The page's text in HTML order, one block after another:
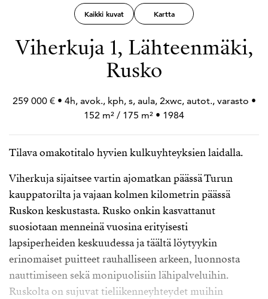
Kaikki kuvat Kartta
Viherkuja 1, Lähteenmäki,
Rusko
259 000 € • 4h, avok., kph, s, aula, 2xwc, autot., varasto •
152 m² / 175 m² • 1984
Tilava omakotitalo hyvien kulkuyhteyksien laidalla.
Viherkuja sijaitsee vartin ajomatkan päässä Turun
kauppatorilta ja vajaan kolmen kilometrin päässä
Ruskon keskustasta. Rusko onkin kasvattanut
suosiotaan menneinä vuosina erityisesti
lapsiperheiden keskuudessa ja täältä löytyykin
erinomaiset puitteet rauhalliseen arkeen, luonnosta
nauttimiseen sekä monipuolisiin lähipalveluihin.
Ruskolta on sujuvat tieliikenneyhteydet muihin